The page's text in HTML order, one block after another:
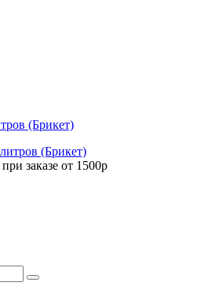
(Брикет)
заказе от 1500р